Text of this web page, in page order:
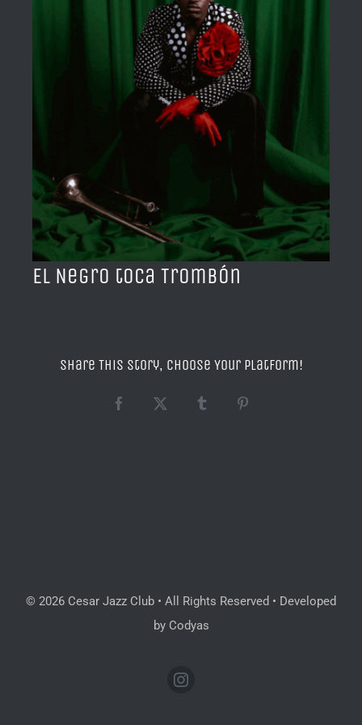
ACERCA DE
CONTACTO
El Negro toca Trombón
Share This Story, Choose Your Platform!
Facebook
X TumblrPinterest
© 2026 Cesar Jazz Club • All Rights Reserved • Developed
by Codyas